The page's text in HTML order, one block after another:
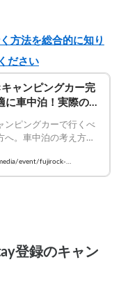
方法を総合的に知り
ださい
キャンピングカー完
に車中泊！実際の体
足問題まで徹底解
ンピングカーで行くべ
へ。車中泊の考え方、
両、予約のコツまで
の実例と体験記事
event/fujirock-
登録のキャン